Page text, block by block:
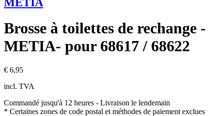
Brosse à toilettes de rechange -
METIA- pour 68617 / 68622
€ 6,95
incl. TVA
Commandé jusqu'à 12 heures - Livraison le lendemain
* Certaines zones de code postal et méthodes de paiement exclues